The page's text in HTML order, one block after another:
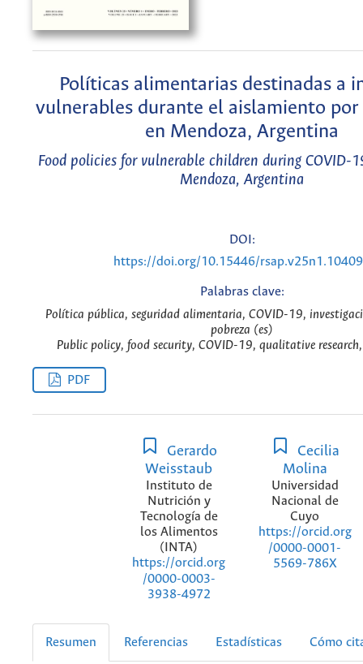
Políticas alimentarias destinadas a
vulnerables durante el aislamiento por
en Mendoza, Argentina
Food policies for vulnerable children during COVID-
Mendoza, Argentina
DOI:
https://doi.org/10.15446/
Palabras clave:
Política pública, seguridad alimentaria, COVID-19,
pobreza (es)
Public policy, food security, COVID-19, qualitative
PDF
Gerardo
Weisstaub
Instituto de
Nutrición y
Tecnología de
los Alimentos
(INTA)
https://orcid.org
/0000-0003-
3938-4972
Cecilia
Molina
Universidad
Nacional de
Cuyo
https://orcid.org
/0000-0001-
5569-786X
Resumen Referencias Estadísticas Cómo